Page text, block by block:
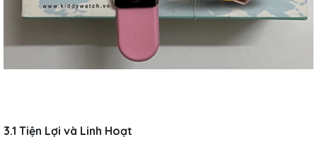
3.1 Tiện Lợi và Linh Hoạt